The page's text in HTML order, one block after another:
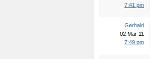
7:41 pm
Gerhald
02 Mar 11
7:49 pm